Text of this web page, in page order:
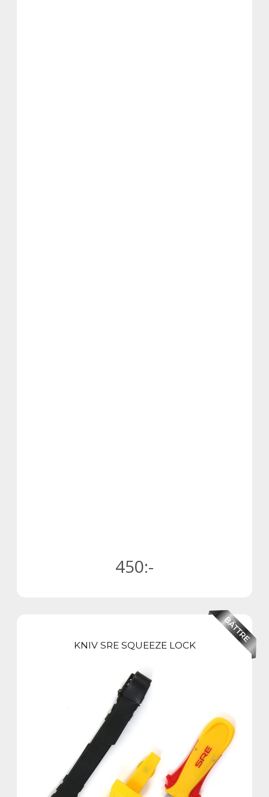
450:-
KNIV SRE SQUEEZE LOCK